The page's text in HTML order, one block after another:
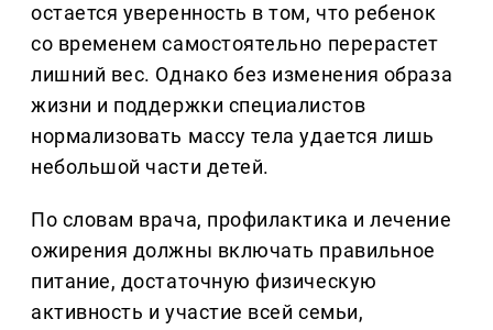
остается уверенность в том, что ребенок
со временем самостоятельно перерастет
лишний вес. Однако без изменения образа
жизни и поддержки специалистов
нормализовать массу тела удается лишь
небольшой части детей.
По словам врача, профилактика и лечение
ожирения должны включать правильное
питание, достаточную физическую
активность и участие всей семьи,